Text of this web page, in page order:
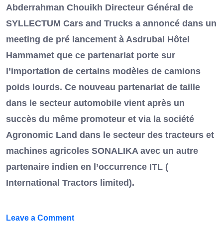
Abderrahman Chouikh Directeur Général de
SYLLECTUM Cars and Trucks a annoncé dans un
meeting de pré lancement à Asdrubal Hôtel
Hammamet que ce partenariat porte sur
l’importation de certains modèles de camions
poids lourds. Ce nouveau partenariat de taille
dans le secteur automobile vient après un
succès du même promoteur et via la société
Agronomic Land dans le secteur des tracteurs et
machines agricoles SONALIKA avec un autre
partenaire indien en l’occurrence ITL (
International Tractors limited).
Leave a Commenton